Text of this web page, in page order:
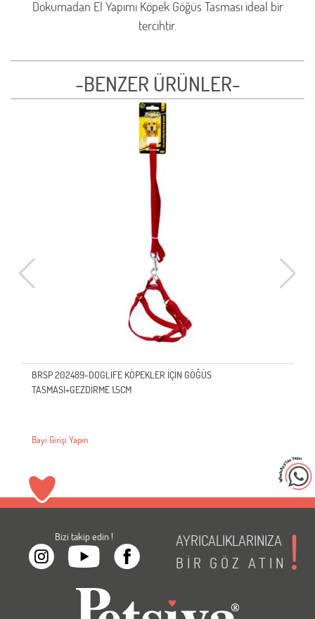
Dokumadan El Yapımı Köpek Göğüs Tasması ideal bir
tercihtir.
-BENZER ÜRÜNLER-
BRSP 202489-DOGLİFE KÖPEKLER İÇİN GÖĞÜS
TASMASI+GEZDİRME 1,5CM
Bayi Girişi Yapın
Bizi takip edin !
AYRICALIKLARINIZA
BİR GÖZ ATIN